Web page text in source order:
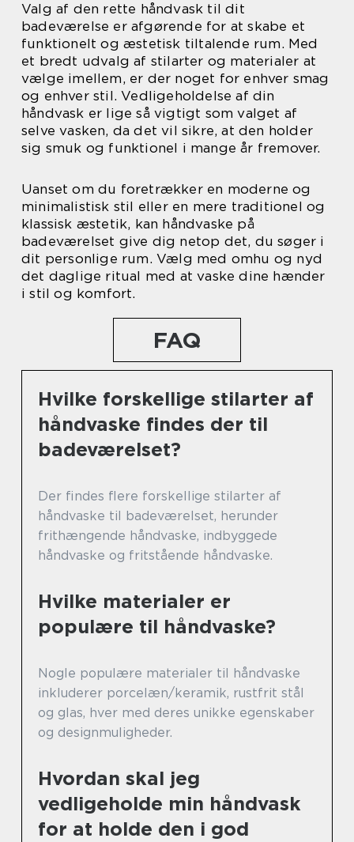
Valg af den rette håndvask til dit
badeværelse er afgørende for at skabe et
funktionelt og æstetisk tiltalende rum. Med
et bredt udvalg af stilarter og materialer at
vælge imellem, er der noget for enhver smag
og enhver stil. Vedligeholdelse af din
håndvask er lige så vigtigt som valget af
selve vasken, da det vil sikre, at den holder
sig smuk og funktionel i mange år fremover.
Uanset om du foretrækker en moderne og
minimalistisk stil eller en mere traditionel og
klassisk æstetik, kan håndvaske på
badeværelset give dig netop det, du søger i
dit personlige rum. Vælg med omhu og nyd
det daglige ritual med at vaske dine hænder
i stil og komfort.
FAQ
Hvilke forskellige stilarter af
håndvaske findes der til
badeværelset?
Der findes flere forskellige stilarter af
håndvaske til badeværelset, herunder
frithængende håndvaske, indbyggede
håndvaske og fritstående håndvaske.
Hvilke materialer er
populære til håndvaske?
Nogle populære materialer til håndvaske
inkluderer porcelæn/keramik, rustfrit stål
og glas, hver med deres unikke egenskaber
og designmuligheder.
Hvordan skal jeg
vedligeholde min håndvask
for at holde den i god